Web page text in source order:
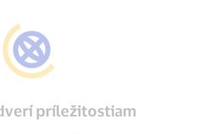
príležitostiam